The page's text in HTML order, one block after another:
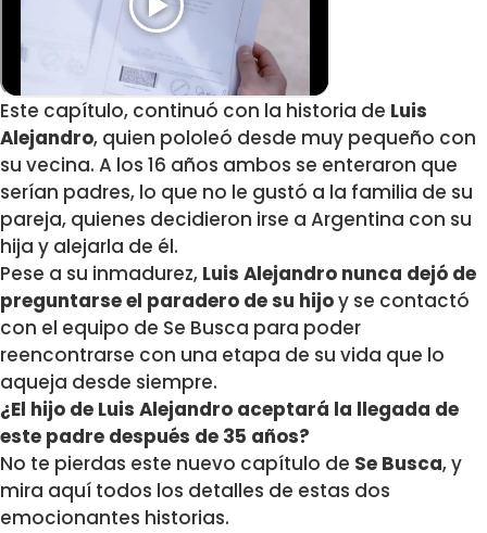
Este capítulo, continuó con la historia de Luis
Alejandro, quien pololeó desde muy pequeño con
su vecina. A los 16 años ambos se enteraron que
serían padres, lo que no le gustó a la familia de su
pareja, quienes decidieron irse a Argentina con su
hija y alejarla de él.
Pese a su inmadurez, Luis Alejandro nunca dejó de
preguntarse el paradero de su hijoy se contactó
con el equipo de Se Busca para poder
reencontrarse con una etapa de su vida que lo
aqueja desde siempre.
¿El hijo de Luis Alejandro aceptará la llegada de
este padre después de 35 años?
No te pierdas este nuevo capítulo de Se Busca, y
mira aquí todos los detalles de estas dos
emocionantes historias.